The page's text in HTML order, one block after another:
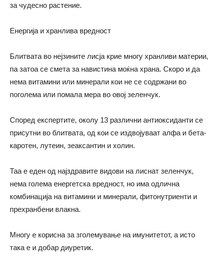
за чудесно растение.
Енергија и хранлива вредност
Блитвата во нејзините лисја крие многу хранливи материи,
па затоа се смета за навистина моќна храна. Скоро и да
нема витамини или минерали кои не се содржани во
поголема или помала мера во овој зеленчук.
Според експертите, околу 13 различни антиоксиданти се
присутни во блитвата, од кои се издвојуваат алфа и бета-
каротен, лутеин, зеаксантин и холин.
Таа е еден од најздравите видови на лиснат зеленчук,
нема голема енергетска вредност, но има одлична
комбинација на витамини и минерали, фитонутриенти и
прехранбени влакна.
Многу е корисна за зголемување на имунитетот, а исто
така е и добар диуретик.